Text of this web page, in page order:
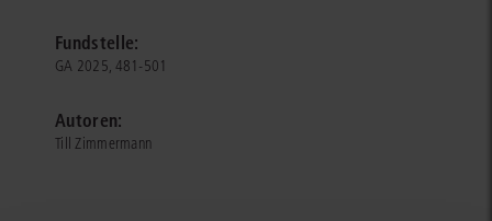
Fundstelle:
GA 2025, 481-501
Autoren:
Till Zimmermann